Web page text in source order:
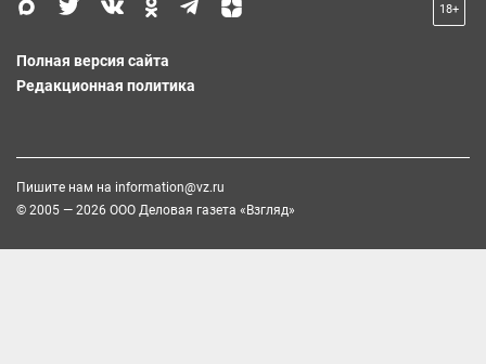
18+
Полная версия сайта
Редакционная политика
Пишите нам на information@vz.ru
© 2005 — 2026 ООО Деловая газета «Взгляд»